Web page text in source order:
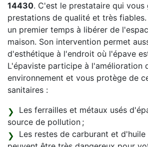
14430. C'est le prestataire qui vous
prestations de qualité et très
un premier temps à libérer de
maison. Son intervention permet
d'esthétique à l'endroit où l'épave
L'épaviste participe à l'amélioration
environnement et vous protège de
sanitaires :
Les ferrailles et métaux usés
source de pollution ;
Les restes de carburant et